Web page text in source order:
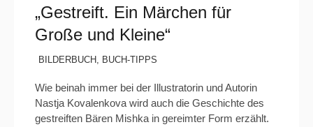
„Gestreift. Ein Märchen für
Große und Kleine“
BILDERBUCH , BUCH-TIPPS
Wie beinah immer bei der Illustratorin und Autorin
Nastja Kovalenkova wird auch die Geschichte des
gestreiften Bären Mishka in gereimter Form erzählt.